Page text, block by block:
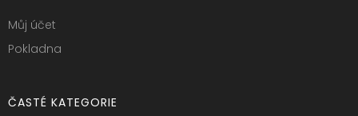
Můj účet
Pokladna
ČASTÉ KATEGORIE